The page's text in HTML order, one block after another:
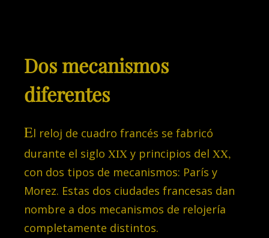
Dos mecanismos
diferentes
El reloj de cuadro francés se fabricó
durante el siglo XIX y principios del XX,
con dos tipos de mecanismos: París y
Morez. Estas dos ciudades francesas dan
nombre a dos mecanismos de relojería
completamente distintos.